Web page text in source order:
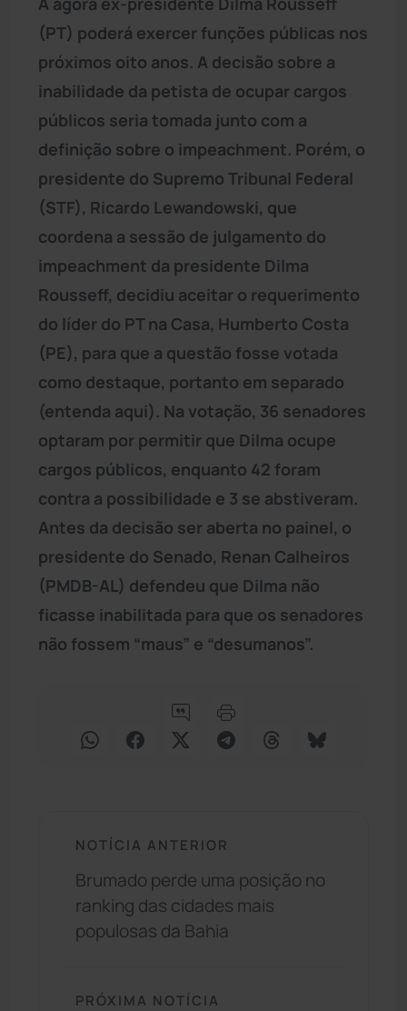
(PT) poderá exercer funções públicas nos
próximos oito anos. A decisão sobre a
inabilidade da petista de ocupar cargos
públicos seria tomada junto com a
definição sobre o impeachment. Porém, o
presidente do Supremo Tribunal Federal
(STF), Ricardo Lewandowski, que
coordena a sessão de julgamento do
impeachment da presidente Dilma
Rousseff, decidiu aceitar o requerimento
do líder do PT na Casa, Humberto Costa
(PE), para que a questão fosse votada
como destaque, portanto em separado
(entenda aqui). Na votação, 36 senadores
optaram por permitir que Dilma ocupe
cargos públicos, enquanto 42 foram
contra a possibilidade e 3 se abstiveram.
Antes da decisão ser aberta no painel, o
presidente do Senado, Renan Calheiros
(PMDB-AL) defendeu que Dilma não
ficasse inabilitada para que os senadores
não fossem “maus” e “desumanos”.
NOTÍCIA ANTERIOR
Brumado perde uma posição no
ranking das cidades mais
populosas da Bahia
PRÓXIMA NOTÍCIA